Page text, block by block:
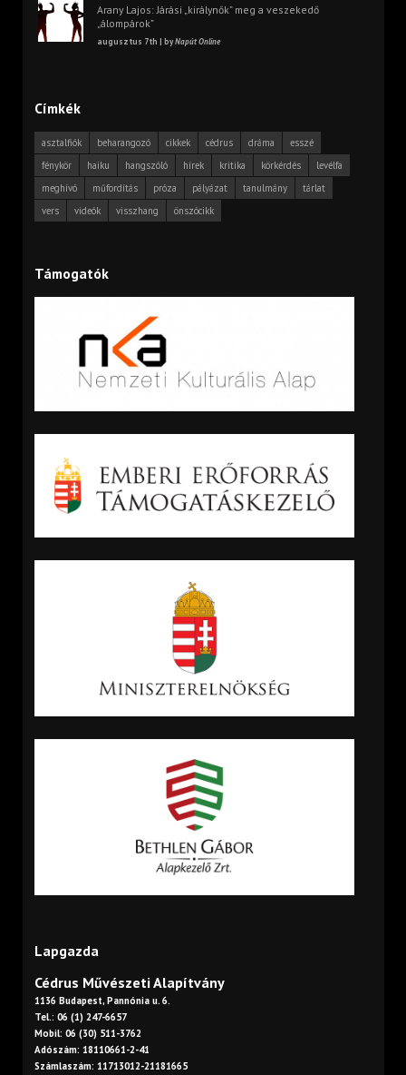
Arany Lajos: Járási „királynők” meg a veszekedő
„álompárok”
augusztus 7th | byNapút Online
Címkék
asztalfiók beharangozó cikkek cédrus dráma
esszé
fénykör
haiku hangszóló hírek kritika körkérdés
levélfa
meghívó
műfordítás próza pályázat tanulmány
tárlat
vers
videók visszhang önszócikk
Támogatók
Lapgazda
Cédrus Művészeti Alapítvány
1136 Budapest, Pannónia u. 6.
Tel.: 06 (1) 247-6657
Mobil: 06 (30) 511-3762
Adószám: 18110661-2-41
Számlaszám: 11713012-21181665